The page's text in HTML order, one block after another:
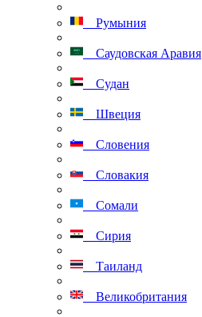
Румыния
Саудовская Аравия
Судан
Швеция
Словения
Словакия
Сомали
Сирия
Таиланд
Великобритания